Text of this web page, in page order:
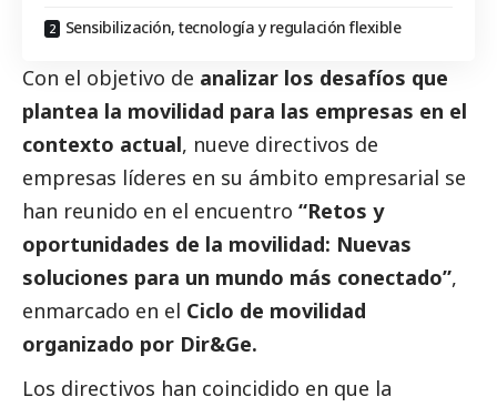
Sensibilización, tecnología y regulación flexible
Con el objetivo de analizar los desafíos que
plantea la movilidad para las empresas en el
contexto actual, nueve directivos de
empresas líderes en su ámbito empresarial se
han reunido en el encuentro “Retos y
oportunidades de la movilidad: Nuevas
soluciones para un mundo más conectado”,
enmarcado en el Ciclo de movilidad
organizado por Dir&Ge.
Los directivos han coincidido en que la